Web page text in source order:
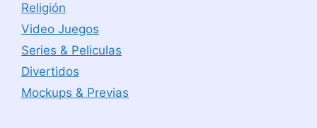
Religión
Video Juegos
Series & Peliculas
Divertidos
Mockups & Previas